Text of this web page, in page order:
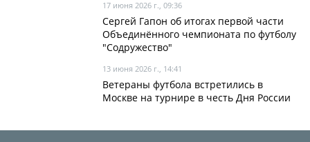
17 июня 2026 г., 09:36
Сергей Гапон об итогах первой части
Объединённого чемпионата по футболу
"Содружество"
13 июня 2026 г., 14:41
Ветераны футбола встретились в
Москве на турнире в честь Дня России